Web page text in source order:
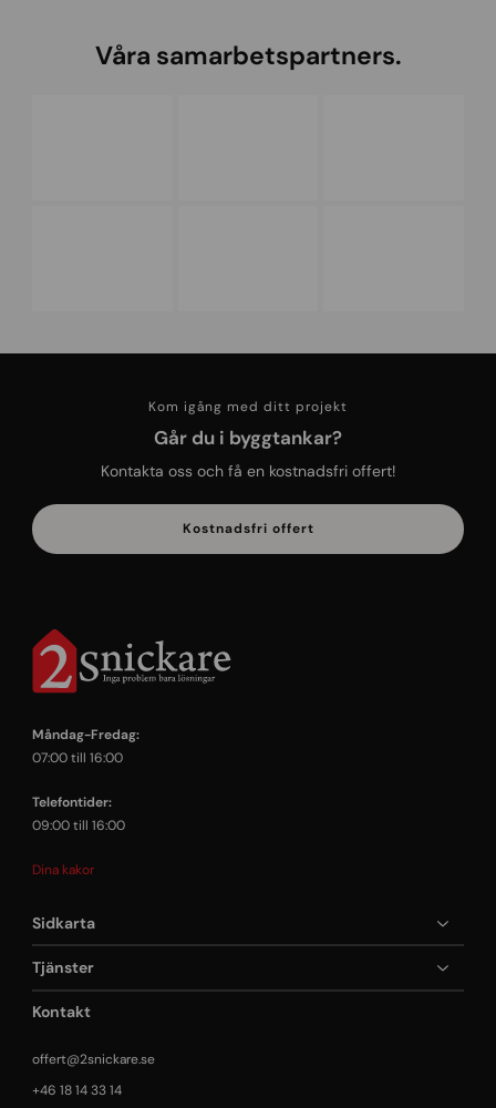
Våra samarbetspartners.
Kom igång med ditt projekt
Går du i byggtankar?
Kontakta oss och få en kostnadsfri offert!
Kostnadsfri offert
Måndag-Fredag:
07:00 till 16:00
Telefontider:
09:00 till 16:00
Dina kakor
Sidkarta
Tjänster
Kontakt
offert@2snickare.se
+46 18 14 33 14